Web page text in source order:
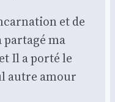
et de
par­ta­gé ma
Il a por­té le
autre amour